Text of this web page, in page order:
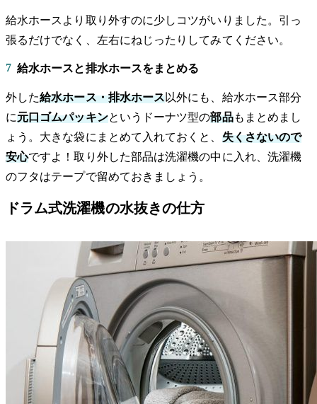
給水ホースより取り外すのに少しコツがいりました。引っ
張るだけでなく、左右にねじったりしてみてください。
7 給水ホースと排水ホースをまとめる
外した給水ホース・排水ホース以外にも、給水ホース部分
に元口ゴムパッキンというドーナツ型の部品もまとめまし
ょう。大きな袋にまとめて入れておくと、 失くさないので
安心ですよ！取り外した部品は洗濯機の中に入れ、洗濯機
のフタはテープで留めておきましょう。
ドラム式洗濯機の水抜きの仕方